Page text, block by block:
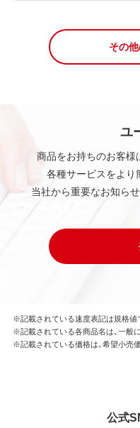
その
ユ
商品をお持ちのお客様
各種サービスをより
当社から重要なお知ら
※記載されている速度表記は規格値
※記載されている各商品名は、一般
※記載されている価格は、希望小売価
公式